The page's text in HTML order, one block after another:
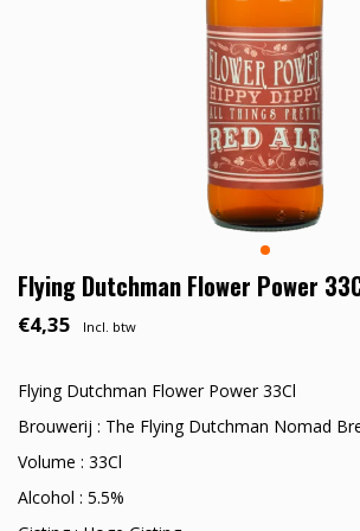
Flying Dutchman Flower Power
€4,35 Incl. btw
Flying Dutchman Flower Power 33Cl
Brouwerij : The Flying Dutchman Nomad
Volume : 33Cl
Alcohol : 5.5%